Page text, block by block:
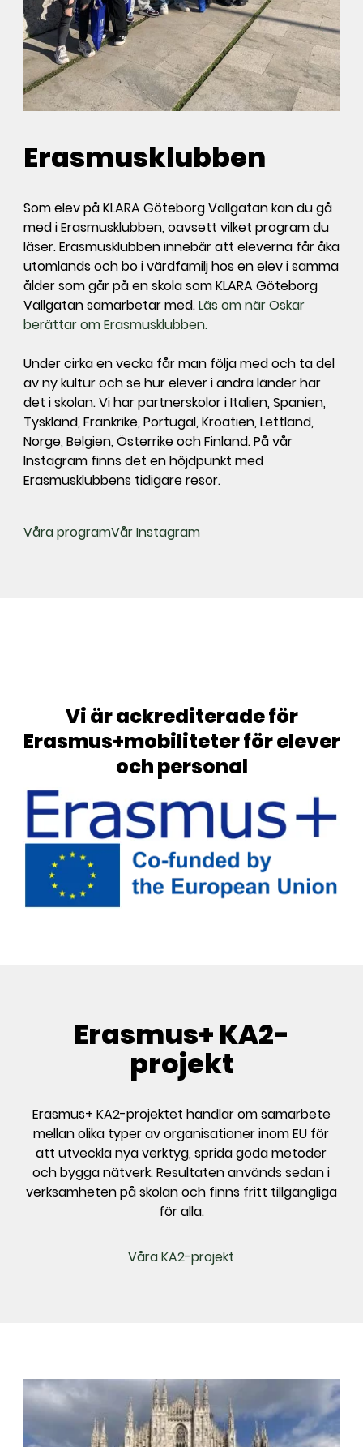
Erasmusklubben
Som elev på KLARA Göteborg Vallgatan kan du gå
med i Erasmusklubben, oavsett vilket program du
läser. Erasmusklubben innebär att eleverna får åka
utomlands och bo i värdfamilj hos en elev i samma
ålder som går på en skola som KLARA Göteborg
Vallgatan samarbetar med.Läs om när Oskar
berättar om Erasmusklubben.
Under cirka en vecka får man följa med och ta del
av ny kultur och se hur elever i andra länder har
det i skolan. Vi har partnerskolor i Italien, Spanien,
Tyskland, Frankrike, Portugal, Kroatien, Lettland,
Norge, Belgien, Österrike och Finland. På vår
Instagram finns det en höjdpunkt med
Erasmusklubbens tidigare resor.
Våra programVår Instagram
t
t
f
n
t
e
r
Vi är ackrediterade för
Erasmus+mobiliteter för elever
och personal
Erasmus+ KA2-
projekt
Erasmus+ KA2-projektet handlar om samarbete
mellan olika typer av organisationer inom EU för
att utveckla nya verktyg, sprida goda metoder
och bygga nätverk. Resultaten används sedan i
verksamheten på skolan och finns fritt tillgängliga
för alla.
Våra KA2-projekt